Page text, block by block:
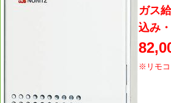
ガス
込み
※リモコ